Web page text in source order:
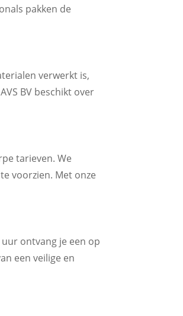
pakken de
verwerkt is,
BV beschikt over
tarieven. We
voorzien. Met onze
ontvang je een op
een veilige en